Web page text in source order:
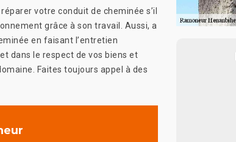
votre conduit de cheminée s’il
grâce à son travail. Aussi, a
en faisant l’entretien
dans le respect de vos biens et
Faites toujours appel à des